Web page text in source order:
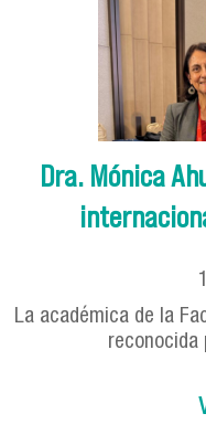
Dra. Mónica
La académica de la
reconocida